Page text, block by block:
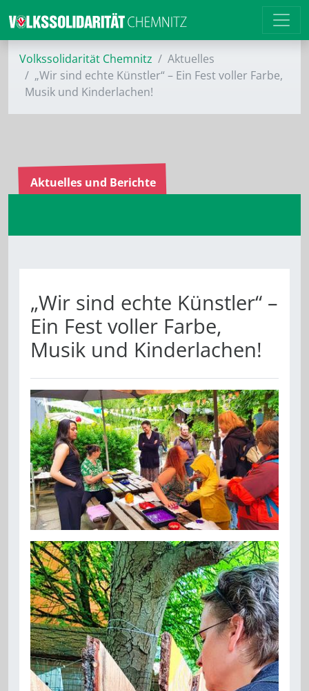
Volkssolidarität Chemnitz
Aktuelles
„Wir sind echte Künstler“ – Ein Fest voller Farbe,
Musik und Kinderlachen!
Aktuelles und Berichte
„Wir sind echte Künstler“ –
Ein Fest voller Farbe,
Musik und Kinderlachen!